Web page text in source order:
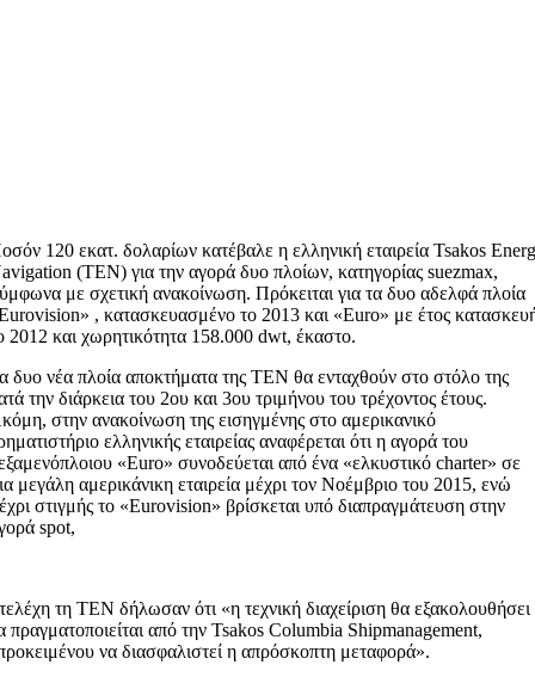
120 εκατ. δολαρίων κατέβαλε η ελληνική εταιρεία Tsakos
(TEN) για την αγορά δυο πλοίων, κατηγορίας suezmax,
με σχετική ανακοίνωση. Πρόκειται για τα δυο αδελφά πλοία
, κατασκευασμένο το 2013 και «Euro» με έτος
2012 και χωρητικότητα 158.000 dwt, έκαστο.
δυο νέα πλοία αποκτήματα της ΤΕΝ θα ενταχθούν στο στόλο της
την διάρκεια του 2ου και 3ου τριμήνου του τρέχοντος έτους.
στην ανακοίνωση της εισηγμένης στο αμερικανικό
ελληνικής εταιρείας αναφέρεται ότι η αγορά του
«Euro» συνοδεύεται από ένα «ελκυστικό charter» σε
μεγάλη αμερικάνικη εταιρεία μέχρι τον Νοέμβριο του 2015, ενώ
στιγμής το «Eurovision» βρίσκεται υπό διαπραγμάτευση στην
spot,
τη ΤΕΝ δήλωσαν ότι «η τεχνική διαχείριση θα εξακολουθήσει
πραγματοποιείται από την Tsakos Columbia Shipmanagement,
να διασφαλιστεί η απρόσκοπτη μεταφορά».